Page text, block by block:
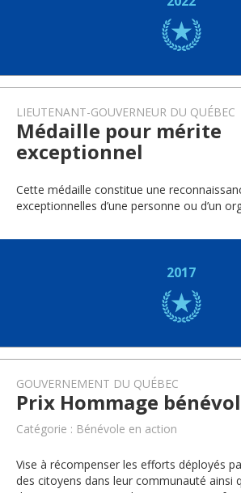
LIEUTENANT-GOUVERNEUR DU QUÉBEC
Médaille pour mérite
exceptionnel
Cette médaille constitue une
exceptionnelles d’une personne ou d’un
2017
GOUVERNEMENT DU QUÉBEC
Prix Hommage
Catégorie : Bénévole en action
Vise à récompenser les efforts déployés
des citoyens dans leur communauté ainsi